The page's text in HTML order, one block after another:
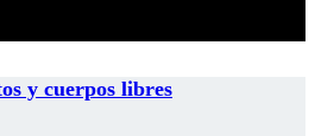
y cuerpos libres